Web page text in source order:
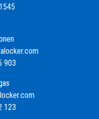
903
123